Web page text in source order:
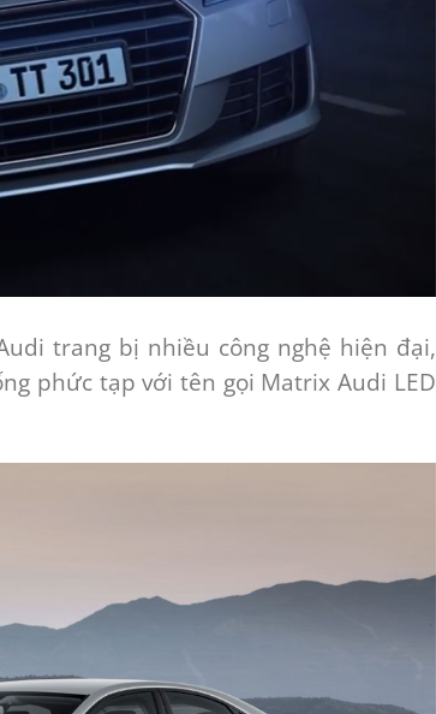
trang bị nhiều công nghệ hiện đại,
phức tạp với tên gọi Matrix Audi LED